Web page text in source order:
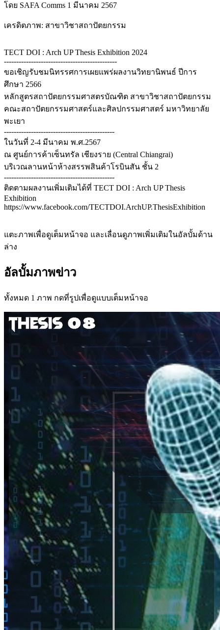
โดย SAFA Comms 1 มีนาคม 2567
เครดิตภาพ: สาขาวิชาสถาปัตยกรรม
TECT DOI : Arch UP Thesis Exhibition 2024
----------------------------------------------
ขอเชิญรับชมนิทรรศการเผยแพร่ผลงานวิทยานิพนธ์ ปีการ
ศึกษา 2566
หลักสูตรสถาปัตยกรรมศาสตรบัณฑิต สาขาวิชาสถาปัตยกรรม
คณะสถาปัตยกรรมศาสตร์และศิลปกรรมศาสตร์ มหาวิทยาลัย
พะเยา
---------------------------------------------
ในวันที่ 2-4 มีนาคม พ.ศ.2567
ณ ศูนย์การค้าเซ็นทรัล เชียงราย (Central Chiangrai)
บริเวณลานหน้าห้างสรรพสินค้าโรบินสัน ชั้น 2
---------------------------------------------
ติดตามผลงานเพิ่มเติมได้ที่ TECT DOI : Arch UP Thesis
Exhibition
https://www.facebook.com/TECTDOI.ArchUP.ThesisExhibition
แตะภาพเพื่อดูเต็มหน้าจอ และเลื่อนดูภาพเพิ่มเติมในอัลบั้มด้าน
ล่าง
อัลบั้มภาพข่าว
ทั้งหมด 1 ภาพ กดที่รูปเพื่อดูแบบเต็มหน้าจอ